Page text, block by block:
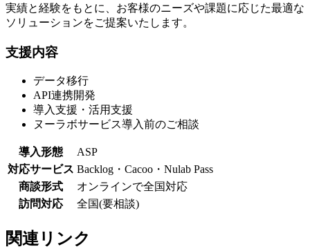
実績と経験をもとに、お客様のニーズや課題に応じた最適な
ソリューションをご提案いたします。
支援内容
データ移行
API連携開発
導入支援・活用支援
ヌーラボサービス導入前のご相談
導入形態
ASP
対応サービス Backlog・Cacoo・Nulab Pass
商談形式
オンラインで全国対応
訪問対応
全国(要相談)
関連リンク